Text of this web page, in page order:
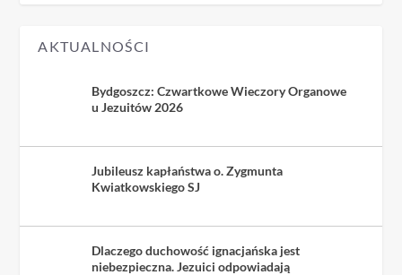
AKTUALNOŚCI
Bydgoszcz: Czwartkowe Wieczory Organowe
u Jezuitów 2026
Jubileusz kapłaństwa o. Zygmunta
Kwiatkowskiego SJ
Dlaczego duchowość ignacjańska jest
niebezpieczna. Jezuici odpowiadają